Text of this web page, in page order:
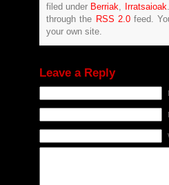
filed under Berriak Irratsaioak
through the RSS 2.0feed.
your own site.
Leave a Reply